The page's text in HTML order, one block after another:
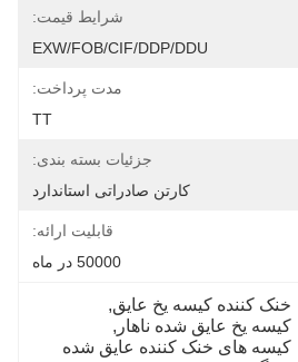
شرایط قیمت:
EXW/FOB/CIF/DDP/DDU
مدت پرداخت:
TT
جزئیات بسته بندی:
کارتن صادراتی استاندارد
قابلیت ارائه:
50000 در ماه
خنک کننده کیسه یخ عایق,
کیسه یخ عایق شده ناهار ,